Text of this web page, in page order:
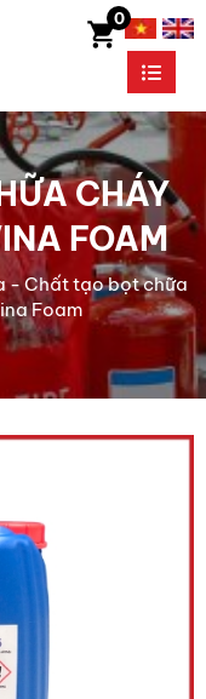
0
CHÁY
FOAM
-Chất tạo bọt chữa
Foam